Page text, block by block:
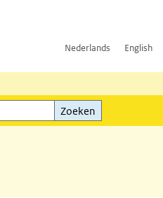
Nederlands English
Zoeken